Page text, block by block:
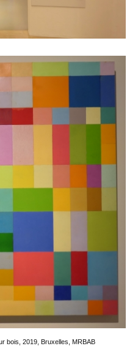
bois, 2019, Bruxelles, MRBAB